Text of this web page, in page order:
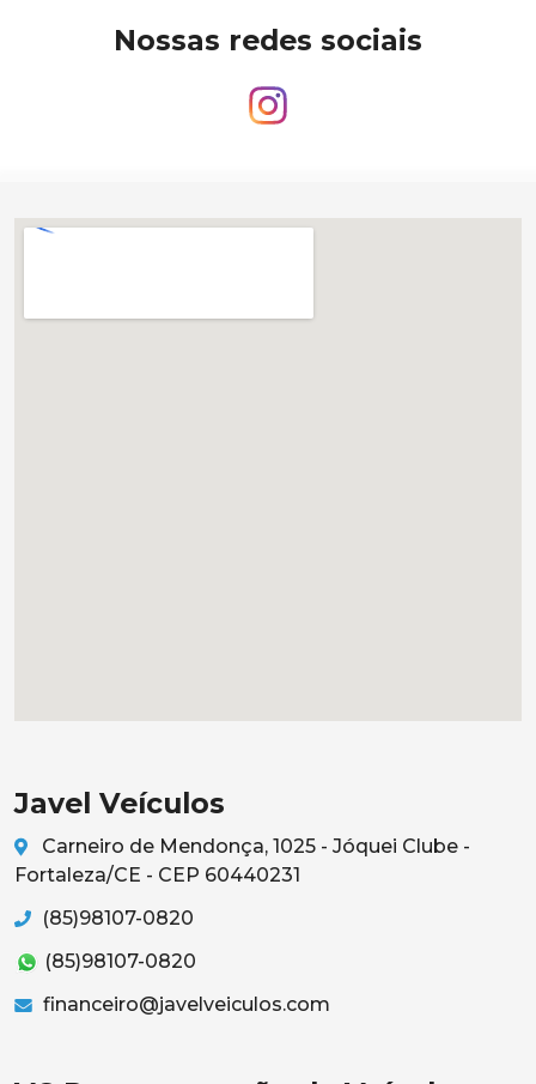
Nossas redes sociais
Javel Veículos
Carneiro de Mendonça, 1025 - Jóquei Clube -
Fortaleza/CE - CEP 60440231
(85)98107-0820
(85)98107-0820
financeiro@javelveiculos.com